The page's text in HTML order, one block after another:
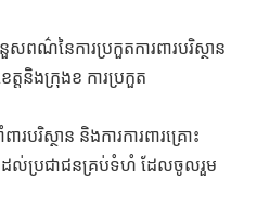
ណ៌នៃការប្រកួតការពារបរិស្ថាន
ត្តនិងក្រុងខ ការប្រកួត
របរិស្ថាន និងការការពារគ្រោះ
ដល់ប្រជាជនគ្រប់ទំហំ ដែលចូលរួម